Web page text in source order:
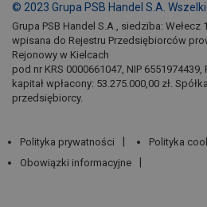
© 2023 Grupa PSB Handel S.A.
Grupa PSB Handel S.A., siedziba: Wełecz
wpisana do Rejestru Przedsiębiorców
Rejonowy w Kielcach
pod nr KRS 0000661047, NIP 6551974439,
kapitał wpłacony: 53.275.000,00 zł.
przedsiębiorcy.
Polityka prywatności
Polityka
Obowiązki informacyjne